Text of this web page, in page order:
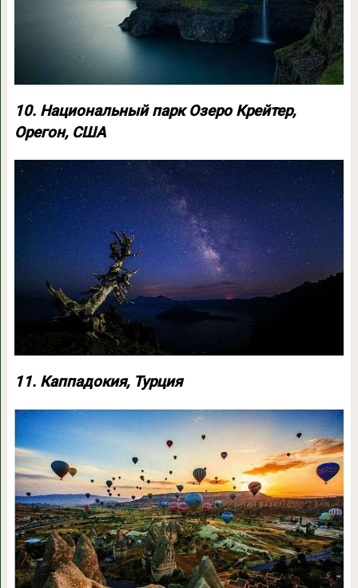
10. Национальный парк Озеро Крейтер,
Орегон, США
11. Каппадокия, Турция